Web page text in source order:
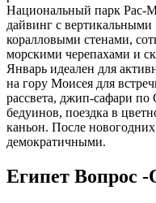
Национальный парк Рас-
дайвинг с вертикальными
коралловыми стенами,
морскими черепахами и
Январь идеален для
на гору Моисея для
рассвета, джип-сафари
бедуинов, поездка в
каньон. После
демократичными.
Египет Вопрос -